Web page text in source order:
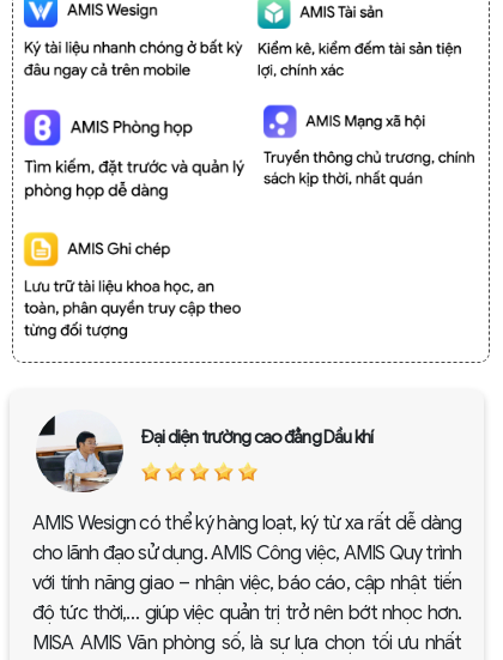
AMIS Wesign có thể ký hàng loạt, ký từ xa rất dễ dàng
cho lãnh đạo sử dụng. AMIS Công việc, AMIS Quy trình
với tính năng giao – nhận việc, báo cáo, cập nhật tiến
độ tức thời,… giúp việc quản trị trở nên bớt nhọc hơn.
MISA AMIS Văn phòng số, là sự lựa chọn tối ưu nhất
Đại diện trường cao đẳng Dầu khí